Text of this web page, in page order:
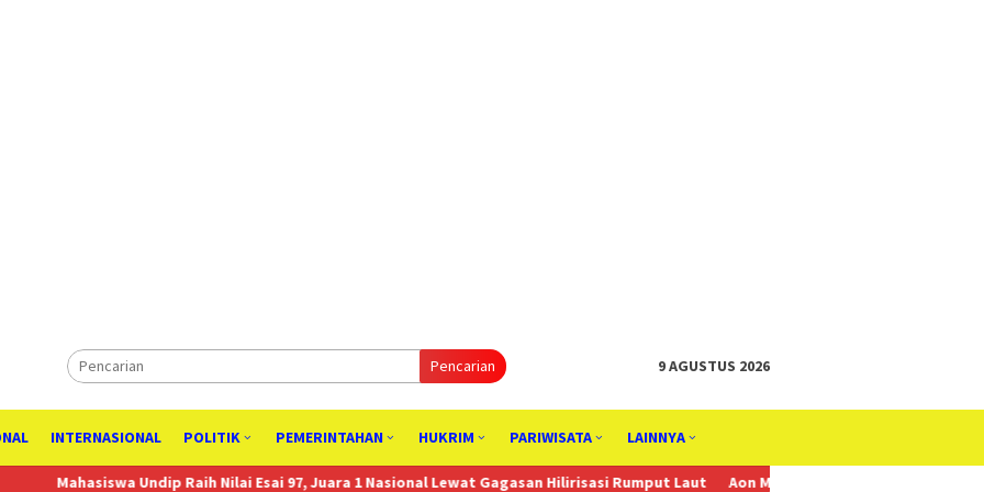
Pencarian 9 AGUSTUS 2026
INTERNASIONAL POLITIK PEMERINTAHAN HUKRIM PARIWISATA LAINNYA
Undip Raih Nilai Esai 97, Juara 1 Nasional Lewat Gagasan Hilirisasi Rumput Laut Aon Menunjuk Stephen sebagai CEO untuk